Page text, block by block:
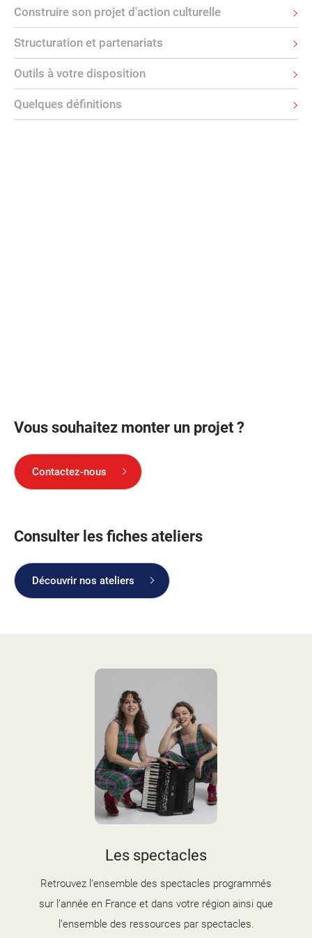
Construire son projet d'action culturelle
Structuration et partenariats
Outils à votre disposition
Quelques définitions
Vous souhaitez monter un projet ?
Contactez-nous
Consulter les fiches ateliers
Découvrir nos ateliers
Les spectacles
Retrouvez l’ensemble des spectacles programmés
sur l’année en France et dans votre région ainsi que
l’ensemble des ressources par spectacles.